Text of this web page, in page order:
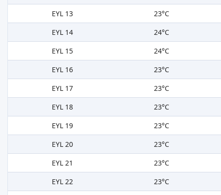
EYL 13
23°C
EYL 14
24°C
EYL 15
24°C
EYL 16
23°C
EYL 17
23°C
EYL 18
23°C
EYL 19
23°C
EYL 20
23°C
EYL 21
23°C
EYL 22
23°C